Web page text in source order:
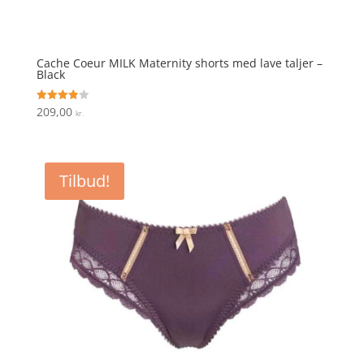
Cache Coeur MILK Maternity shorts med lave taljer –
Black
Vurderet
3.9
209,00 kr.
Tilbud!